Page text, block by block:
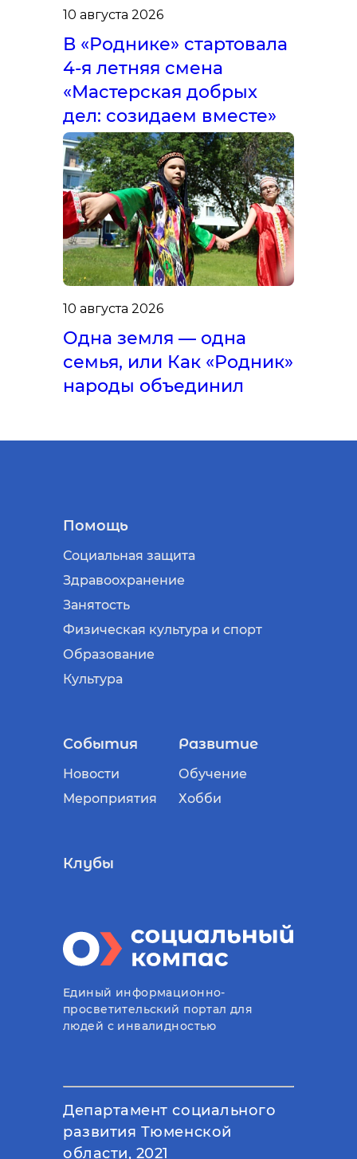
10 августа 2026
В «Роднике» стартовала
4-я летняя смена
«Мастерская добрых
дел: созидаем вместе»
10 августа 2026
Одна земля — одна
семья, или Как «Родник»
народы объединил
Помощь
Социальная защита
Здравоохранение
Занятость
Физическая культура и спорт
Образование
Культура
События
Новости
Мероприятия
Развитие
Обучение
Хобби
Клубы
Единый информационно-
просветительский портал для
людей с инвалидностью
Департамент социального
развития Тюменской
области, 2021